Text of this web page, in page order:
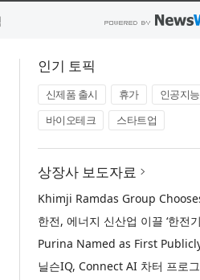
인기 토픽
신제품 출시 휴가
인공지능
바이오테크
스타트업
상장사 보도자료